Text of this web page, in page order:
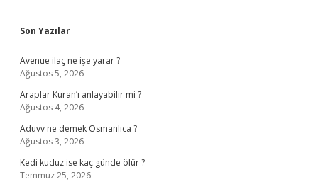
Sidebar
Son Yazılar
Avenue ilaç ne işe yarar ?
Ağustos 5, 2026
Araplar Kuran’ı anlayabilir mi ?
Ağustos 4, 2026
Aduvv ne demek Osmanlıca ?
Ağustos 3, 2026
Kedi kuduz ise kaç günde ölür ?
Temmuz 25, 2026